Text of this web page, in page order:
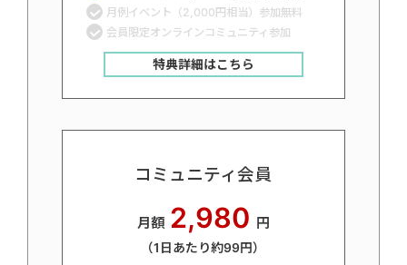
月例イベント（2,000円相当）参加無料
会員限定オンラインコミュニティ参加
特典詳細はこちら
コミュニティ会員
月額 2,980 円
（1日あたり約99円）